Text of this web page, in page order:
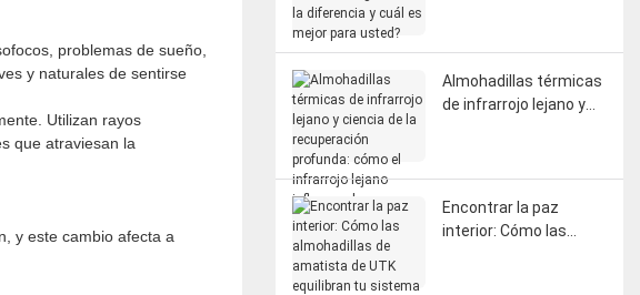
problemas de sueño,
y naturales de sentirse
Utilizan rayos
que atraviesan la
y este cambio afecta a
Almohadillas térmicas
de infrarrojo lejano y
infrarrojo lejano influye
en la circulación, la
Encontrar la paz
interior: Cómo las